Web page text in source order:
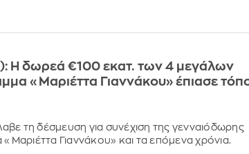
Η δωρεά €100 εκατ. των 4 μεγάλων
«Μαριέττα Γιαννάκου» έπιασε
τη δέσμευση για συνέχιση της γενναιόδωρης
Γιαννάκου» και τα επόμενα χρόνια.